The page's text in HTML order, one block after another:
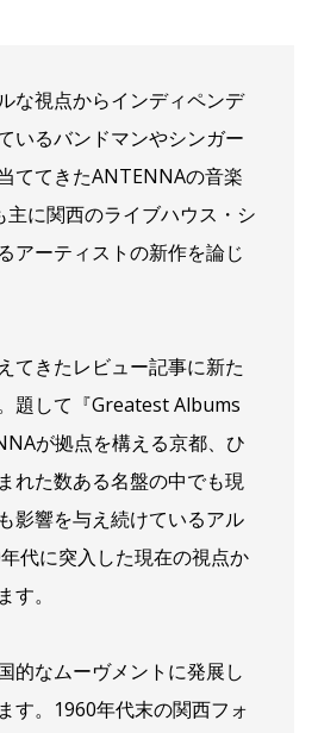
な視点からインディペンデ
いるバンドマンやシンガー
ててきたANTENNAの音楽
主に関西のライブハウス・シ
アーティストの新作を論じ
てきたレビュー記事に新た
題して『Greatest Albums
が拠点を構える京都、ひ
れた数ある名盤の中でも現
影響を与え続けているアル
代に突入した現在の視点か
す。
的なムーヴメントに発展し
す。1960年代末の関西フォ